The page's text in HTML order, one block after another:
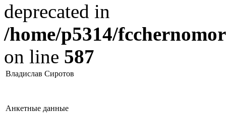
deprecated in
/home/p5314/
on line 587
Владислав Сиротов
Анкетные данные